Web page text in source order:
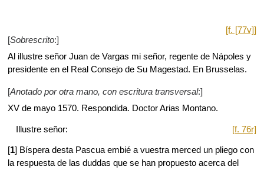
[f. [77v]]
[Sobrescrito:]
Al illustre señor Juan de Vargas mi señor, regente de Nápoles y
presidente en el Real Consejo de Su Magestad. En Brusselas.
[Anotado por otra mano, con escritura transversal:]
XV de mayo 1570. Respondida. Doctor Arias Montano.
[f. 76r]
Illustre señor:
[1] Bíspera desta Pascua embié a vuestra merced un pliego con
la respuesta de las duddas que se han propuesto acerca del